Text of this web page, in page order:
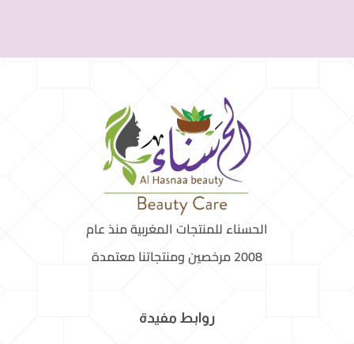
الحسناء للمنتجات المغربية منذ عام
2008 مرخصين ومنتجاتنا معتمدة
روابط مفيدة